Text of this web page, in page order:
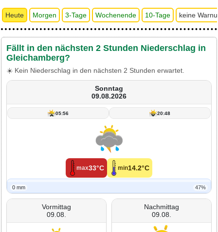
Heute Morgen 3-Tage Wochenende 10-Tage keine
Fällt in den nächsten 2 Stunden Niederschlag in
Gleichamberg?
☀️ Kein Niederschlag in den nächsten 2 Stunden erwartet.
Sonntag
09.08.2026
05:56 20:48
max33°C min14.2°C
0 mm 47%
Vormittag
09.08.
Nachmittag
09.08.